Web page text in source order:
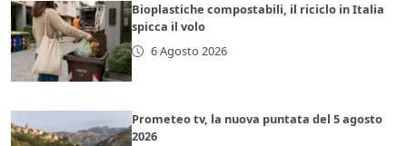
Bioplastiche compostabili, il riciclo in Italia
spicca il volo
6 Agosto 2026
Prometeo tv, la nuova puntata del 5 agosto
2026